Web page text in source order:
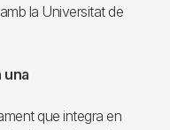
la Universitat de
una
que integra en